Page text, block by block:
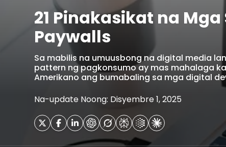
21 Pinakasikat na
Paywalls
Sa mabilis na umuusbong na digital media
pattern ng pagkonsumo ay mas mahalaga
Amerikano ang bumabaling sa mga digital
Na-update Noong: Disyembre 1, 2025